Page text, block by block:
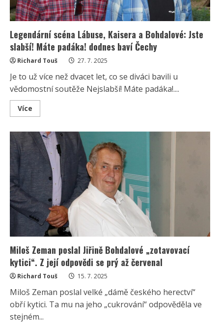
Legendární scéna Lábuse, Kaisera a Bohdalové: Jste
slabší! Máte padáka! dodnes baví Čechy
Richard Touš 27. 7. 2025
Je to už více než dvacet let, co se diváci bavili u
vědomostní soutěže Nejslabší! Máte padáka!....
Více
more
scéna
Lábuse,
Kaisera
Bohdalové:
Jste
slabší!
Máte
padáka!
dodnes
baví
Čechy
Miloš Zeman poslal Jiřině Bohdalové „zotavovací
kytici“. Z její odpovědi se prý až červenal
Richard Touš 15. 7. 2025
Miloš Zeman poslal velké „dámě českého herectví“
obří kytici. Ta mu na jeho „cukrování“ odpověděla ve
stejném...